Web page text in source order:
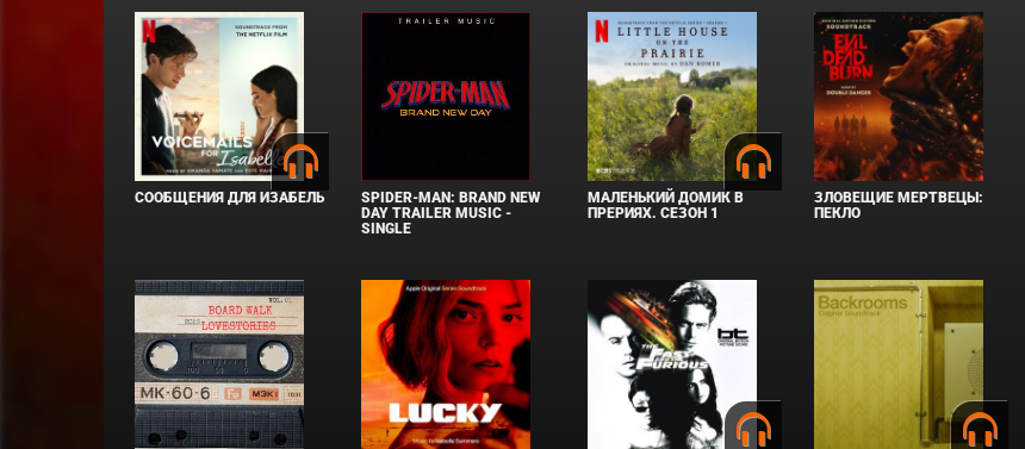
СООБЩЕНИЯ ДЛЯ ИЗАБЕЛЬ
SPIDER-MAN: BRAND NEW
DAY TRAILER MUSIC -
SINGLE
МАЛЕНЬКИЙ ДОМИК В
ПРЕРИЯХ. СЕЗОН 1
ЗЛОВЕЩИЕ МЕРТВЕЦЫ:
ПЕКЛО